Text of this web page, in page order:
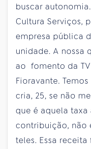
buscar
Cultura Serviços,
empresa pública
unidade. A nossa
ao fomento da
Fioravante.
cria, 25, se não
que é aquela taxa
contribuição, não
teles. Essa